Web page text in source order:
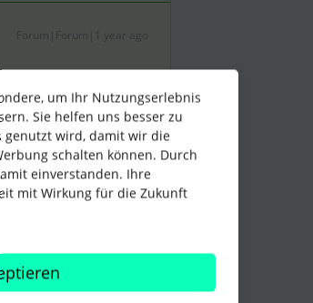
wären
Produktteam weiß,
Account unter Hilfe
Punkte für's
um Ihr Nutzungserlebnis
Sie helfen uns besser zu
genutzt wird, damit wir die
schalten können. Durch
einverstanden. Ihre
mit Wirkung für die Zukunft